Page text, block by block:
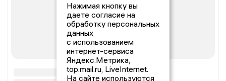
Нажимая кнопку вы
даете согласие на
обработку персональных
данных
с использованием
интернет-сервиса
Яндекс.Метрика,
top.mail.ru, LiveInternet.
На сайте используются